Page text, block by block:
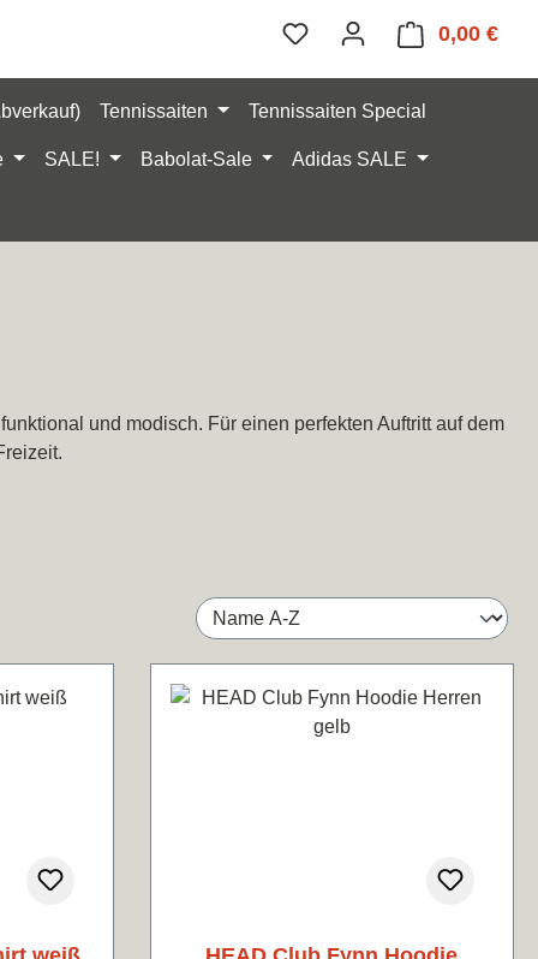
0,00 €
Tennissaiten Tennissaiten Special
SALE! Babolat-Sale Adidas SALE
und modisch. Für einen perfekten Auftritt auf dem